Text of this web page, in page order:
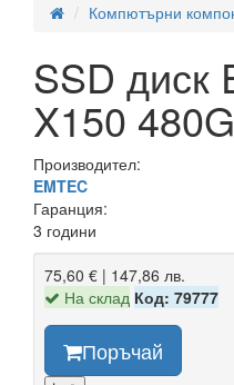
Компютърни
SSD диск
X150
Производител:
EMTEC
Гаранция:
3 години
75,60 € | 147,86 лв.
На склад Код: 79777
Поръчай